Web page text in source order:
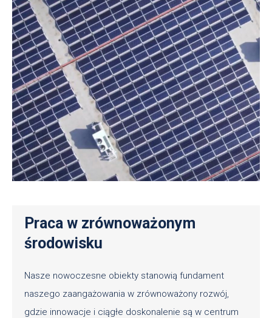
Praca w zrównoważonym
środowisku
Nasze nowoczesne obiekty stanowią fundament
naszego zaangażowania w zrównoważony rozwój,
gdzie innowacje i ciągłe doskonalenie są w centrum